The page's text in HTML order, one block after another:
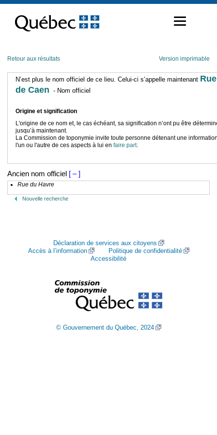
contenu
Retour aux résultats Version imprimable
N’est plus le nom officiel de ce lieu. Celui-ci s’appelle maintenant Rue
de Caen - Nom officiel
Origine et signification
L'origine de ce nom et, le cas échéant, sa signification n’ont pu être
jusqu’à maintenant.
La Commission de toponymie invite toute personne détenant une
l'un ou l'autre de ces aspects à lui en faire part.
Ancien nom officiel [ – ]
Rue du Havre
Nouvelle recherche
Déclaration de services aux citoyens
Accès à l’information
Politique de confidentialité
Accessibilité
© Gouvernement du Québec, 2024